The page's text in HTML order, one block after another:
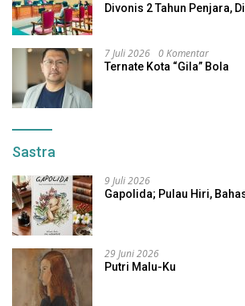
Divonis 2 Tahun Penjara,
7 Juli 2026 0 Komentar
Ternate Kota “Gila” Bola
Sastra
9 Juli 2026
Gapolida; Pulau Hiri,
29 Juni 2026
Putri Malu-Ku